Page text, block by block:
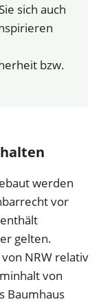
sich auch
bzw.
werden
vor
gelten.
NRW relativ
von
Baumhaus